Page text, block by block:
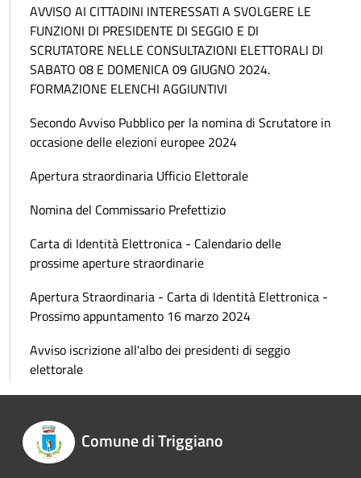
AVVISO AI CITTADINI INTERESSATI A SVOLGERE LE
FUNZIONI DI PRESIDENTE DI SEGGIO E DI
SCRUTATORE NELLE CONSULTAZIONI ELETTORALI DI
SABATO 08 E DOMENICA 09 GIUGNO 2024.
FORMAZIONE ELENCHI AGGIUNTIVI
Secondo Avviso Pubblico per la nomina di Scrutatore in
occasione delle elezioni europee 2024
Apertura straordinaria Ufficio Elettorale
Nomina del Commissario Prefettizio
Carta di Identità Elettronica - Calendario delle
prossime aperture straordinarie
Apertura Straordinaria - Carta di Identità Elettronica -
Prossimo appuntamento 16 marzo 2024
Avviso iscrizione all'albo dei presidenti di seggio
elettorale
Comune di Triggiano